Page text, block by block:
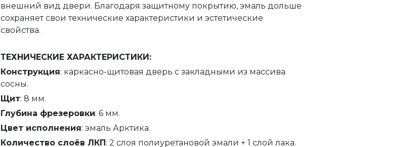
внешний вид двери. Благодаря защитному покрытию, эмаль дольше
сохраняет свои технические характеристики и эстетические
свойства.
ТЕХНИЧЕСКИЕ ХАРАКТЕРИСТИКИ:
Конструкция: каркасно-щитовая дверь с закладными из массива
сосны.
Щит: 8 мм.
Глубина фрезеровки: 6 мм.
Цвет исполнения: эмаль Арктика.
Количество слоёв ЛКП: 2 слоя полиуретановой эмали + 1 слой лака.